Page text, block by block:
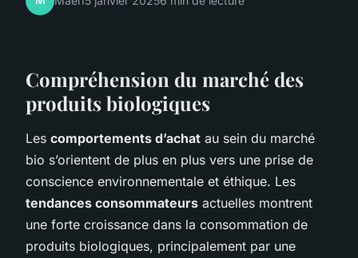
Compréhension du marché des
produits biologiques
Les comportements d’achat au sein du marché
bio s’orientent de plus en plus vers une prise de
conscience environnementale et éthique. Les
tendances consommateurs actuelles montrent
une forte croissance dans la consommation de
produits biologiques, principalement par une